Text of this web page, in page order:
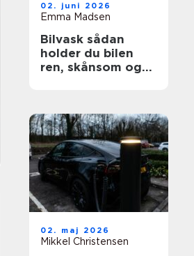
02. juni 2026
Emma Madsen
Bilvask sådan
holder du bilen
ren, skånsom og
02. maj 2026
Mikkel Christensen